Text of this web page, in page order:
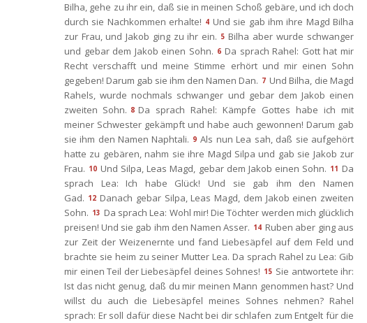
Bilha, gehe zu ihr ein, daß sie in meinen Schoß gebäre, und ich doch
durch sie Nachkommen erhalte! 4 Und sie gab ihm ihre Magd Bilha
zur Frau, und Jakob ging zu ihr ein. 5 Bilha aber wurde schwanger
und gebar dem Jakob einen Sohn. 6 Da sprach Rahel: Gott hat mir
Recht verschafft und meine Stimme erhört und mir einen Sohn
gegeben! Darum gab sie ihm den Namen Dan. 7 Und Bilha, die Magd
Rahels, wurde nochmals schwanger und gebar dem Jakob einen
zweiten Sohn. 8 Da sprach Rahel: Kämpfe Gottes habe ich mit
meiner Schwester gekämpft und habe auch gewonnen! Darum gab
ie ihm den Namen Naphtali. 9 Als nun Lea sah, daß sie aufgehört
hatte zu gebären, nahm sie ihre Magd Silpa und gab sie Jakob zur
Frau. 10 Und Silpa, Leas Magd, gebar dem Jakob einen Sohn. 11 Da
prach Lea: Ich habe Glück! Und sie gab ihm den Namen
Gad. 12 Danach gebar Silpa, Leas Magd, dem Jakob einen zweiten
Sohn. 13 Da sprach Lea: Wohl mir! Die Töchter werden mich glücklich
preisen! Und sie gab ihm den Namen Asser. 14 Ruben aber ging aus
zur Zeit der Weizenernte und fand Liebesäpfel auf dem Feld und
brachte sie heim zu seiner Mutter Lea. Da sprach Rahel zu Lea: Gib
mir einen Teil der Liebesäpfel deines Sohnes! 15 Sie antwortete ihr:
Ist das nicht genug, daß du mir meinen Mann genommen hast? Und
willst du auch die Liebesäpfel meines Sohnes nehmen? Rahel
prach: Er soll dafür diese Nacht bei dir schlafen zum Entgelt für die